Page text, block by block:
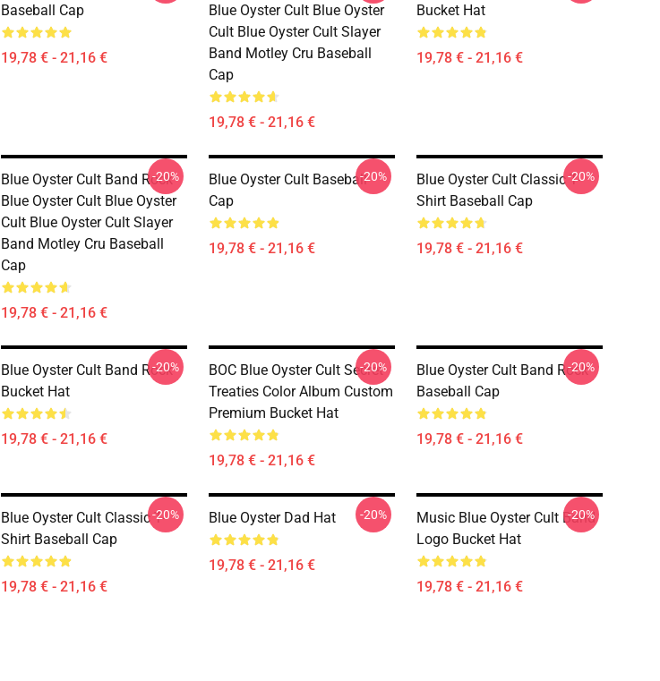
Baseball Cap
19,78 € - 21,16 €
Blue Oyster Cult Blue Oyster
Cult Blue Oyster Cult Slayer
Band Motley Cru Baseball
Cap
19,78 € - 21,16 €
Bucket Hat
19,78 € - 21,16 €
Blue Oyster Cult Band Rock
Blue Oyster Cult Blue Oyster
Cult Blue Oyster Cult Slayer
Band Motley Cru Baseball
Cap
19,78 € - 21,16 €
-20%
Blue Oyster Cult Baseball
Cap
19,78 € - 21,16 €
-20%
Blue Oyster Cult Classic T-
Shirt Baseball Cap
19,78 € - 21,16 €
-20%
Blue Oyster Cult Band Rock
Bucket Hat
19,78 € - 21,16 €
-20%
BOC Blue Oyster Cult Secret
Treaties Color Album Custom
Premium Bucket Hat
19,78 € - 21,16 €
-20%
Blue Oyster Cult Band Rock
Baseball Cap
19,78 € - 21,16 €
-20%
Blue Oyster Cult Classic T-
Shirt Baseball Cap
19,78 € - 21,16 €
-20% Blue Oyster Dad Hat
19,78 € - 21,16 €
-20%
Music Blue Oyster Cult Band
Logo Bucket Hat
19,78 € - 21,16 €
-20%